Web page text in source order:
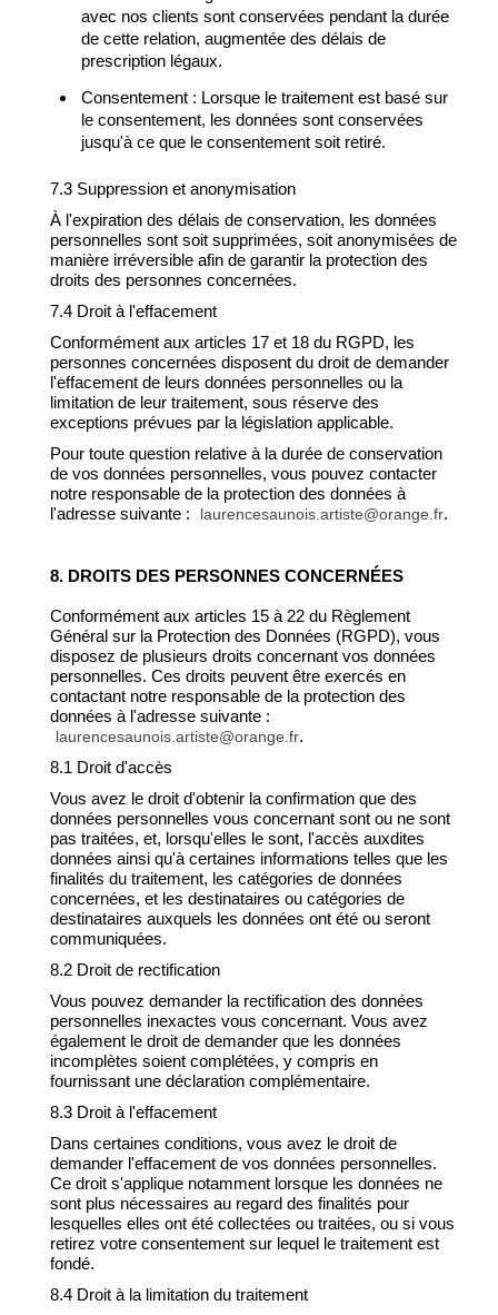
avec nos clients sont conservées pendant la durée
de cette relation, augmentée des délais de
prescription légaux.
Consentement : Lorsque le traitement est basé sur
le consentement, les données sont conservées
jusqu'à ce que le consentement soit retiré.
7.3 Suppression et anonymisation
À l'expiration des délais de conservation, les données
personnelles sont soit supprimées, soit anonymisées de
manière irréversible afin de garantir la protection des
droits des personnes concernées.
7.4 Droit à l'effacement
Conformément aux articles 17 et 18 du RGPD, les
personnes concernées disposent du droit de demander
l'effacement de leurs données personnelles ou la
limitation de leur traitement, sous réserve des
exceptions prévues par la législation applicable.
Pour toute question relative à la durée de conservation
de vos données personnelles, vous pouvez contacter
notre responsable de la protection des données à
l'adresse suivante :
laurencesaunois.artiste@orange.fr.
8. DROITS DES PERSONNES CONCERNÉES
Conformément aux articles 15 à 22 du Règlement
Général sur la Protection des Données (RGPD), vous
disposez de plusieurs droits concernant vos données
personnelles. Ces droits peuvent être exercés en
contactant notre responsable de la protection des
données à l'adresse suivante :
laurencesaunois.artiste@orange.fr.
8.1 Droit d'accès
Vous avez le droit d'obtenir la confirmation que des
données personnelles vous concernant sont ou ne sont
pas traitées, et, lorsqu'elles le sont, l'accès auxdites
données ainsi qu'à certaines informations telles que les
finalités du traitement, les catégories de données
concernées, et les destinataires ou catégories de
destinataires auxquels les données ont été ou seront
communiquées.
8.2 Droit de rectification
Vous pouvez demander la rectification des données
personnelles inexactes vous concernant. Vous avez
également le droit de demander que les données
incomplètes soient complétées, y compris en
fournissant une déclaration complémentaire.
8.3 Droit à l'effacement
Dans certaines conditions, vous avez le droit de
demander l'effacement de vos données personnelles.
Ce droit s'applique notamment lorsque les données ne
sont plus nécessaires au regard des finalités pour
lesquelles elles ont été collectées ou traitées, ou si vous
retirez votre consentement sur lequel le traitement est
fondé.
8.4 Droit à la limitation du traitement